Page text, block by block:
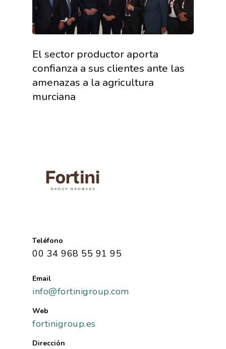
El sector productor aporta
confianza a sus clientes ante las
amenazas a la agricultura
murciana
Teléfono
00 34 968 55 91 95
Email
info@fortinigroup.com
Web
fortinigroup.es
Dirección